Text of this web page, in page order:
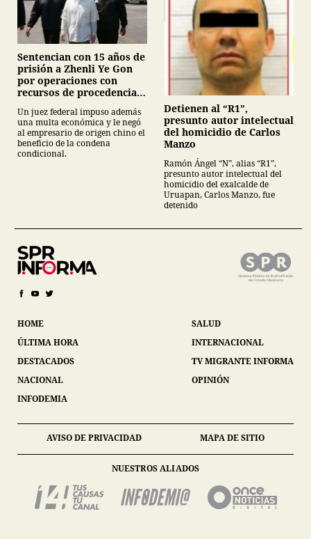
Sentencian con 15 años de
prisión a Zhenli Ye Gon
por operaciones con
recursos de procedencia
Un juez federal impuso además
una multa económica y le negó
al empresario de origen chino el
beneficio de la condena
condicional.
Detienen al “R1”,
presunto autor intelectual
del homicidio de Carlos
Manzo
Ramón Ángel “N”, alias “R1”,
presunto autor intelectual del
homicidio del exalcalde de
Uruapan, Carlos Manzo, fue
detenido
HOME
ÚLTIMA HORA
DESTACADOS
NACIONAL
INFODEMIA
SALUD
INTERNACIONAL
TV MIGRANTE INFORMA
OPINIÓN
AVISO DE PRIVACIDAD MAPA DE SITIO
NUESTROS ALIADOS